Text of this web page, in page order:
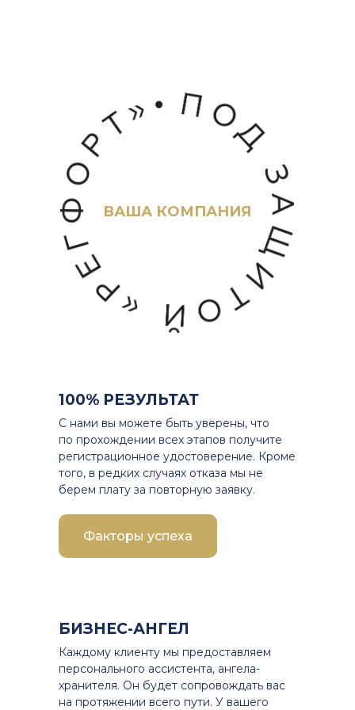
Факторы успеха
С нами вы можете быть уверены, что
по прохождении всех этапов получите
регистрационное удостоверение. Кроме
того, в редких случаях отказа мы не
берем плату за повторную заявку.
100% РЕЗУЛЬТАТ
Каждому клиенту мы предоставляем
персонального ассистента, ангела-
хранителя. Он будет сопровождать вас
на протяжении всего пути. У вашего
БИЗНЕС-АНГЕЛ
ВАША КОМПАНИЯ